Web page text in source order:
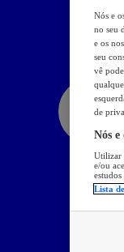
Nós e
no seu
e os
seu
vê
de
Nós
Utilizar
e/ou
Lista